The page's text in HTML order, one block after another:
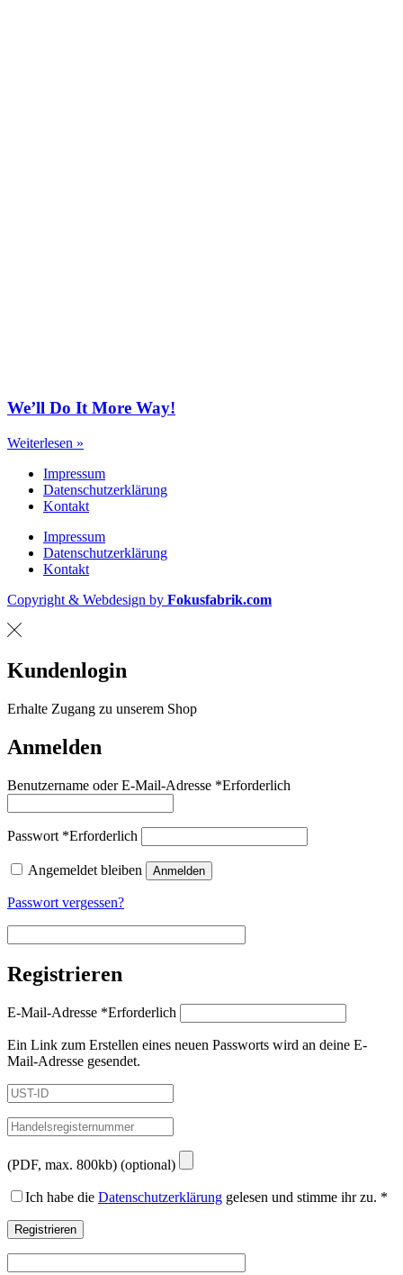
We’ll Do It More Way!
Weiterlesen »
Impressum
Datenschutzerklärung
Kontakt
Impressum
Datenschutzerklärung
Kontakt
Copyright & Webdesign by Fokusfabrik.com
Kundenlogin
Erhalte Zugang zu unserem Shop
Anmelden
Benutzername oder E-Mail-Adresse *Erforderlich
Passwort *Erforderlich
Angemeldet bleiben Anmelden
Passwort vergessen?
Registrieren
E-Mail-Adresse *Erforderlich
Ein Link zum Erstellen eines neuen Passworts wird an deine E-
Mail-Adresse gesendet.
(PDF, max. 800kb) (optional)
Ich habe die Datenschutzerklärung gelesen und stimme ihr zu. *
Registrieren